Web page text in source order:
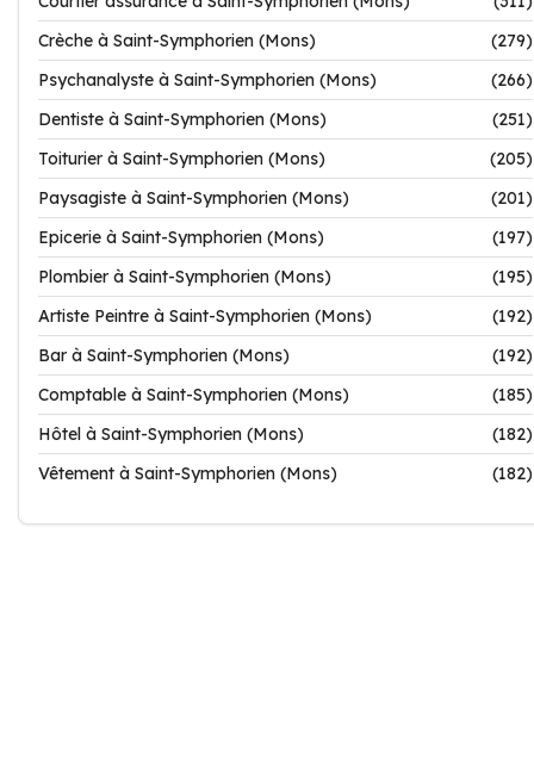
Crèche à Saint-Symphorien (Mons)
(279)
Psychanalyste à Saint-Symphorien (Mons)
(266)
Dentiste à Saint-Symphorien (Mons)
(251)
Toiturier à Saint-Symphorien (Mons)
(205)
Paysagiste à Saint-Symphorien (Mons)
(201)
Epicerie à Saint-Symphorien (Mons)
(197)
Plombier à Saint-Symphorien (Mons)
(195)
Artiste Peintre à Saint-Symphorien (Mons)
(192)
Bar à Saint-Symphorien (Mons)
(192)
Comptable à Saint-Symphorien (Mons)
(185)
Hôtel à Saint-Symphorien (Mons)
(182)
Vêtement à Saint-Symphorien (Mons)
(182)